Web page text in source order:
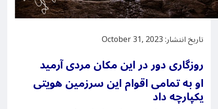
تاریخ انتشار: October 31, 2023
روزگاری دور در این مکان مردی آرمید
او به تمامی اقوام این سرزمین هویتی
یکپارچه داد